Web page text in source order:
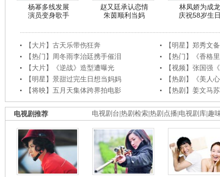
杨幂多线发展
演员变身歌手
赵又廷承认恋情
朱茵顺利当妈
林凤娇为成龙
庆祝58岁生
【大片】古天乐带伤狂奔
【明星】郑秀文
【热门】周冬雨李治廷携手催泪
【热门】《香格
【大片】《逆战》造型遭曝光
【视频】张国强
【明星】景甜过完生日想当妈妈
【热剧】《美人
【将映】五月天集体跨界拍电影
【热剧】姜文马
电视剧台 热剧检索 热剧点播 电视剧库 趣
电视剧推荐